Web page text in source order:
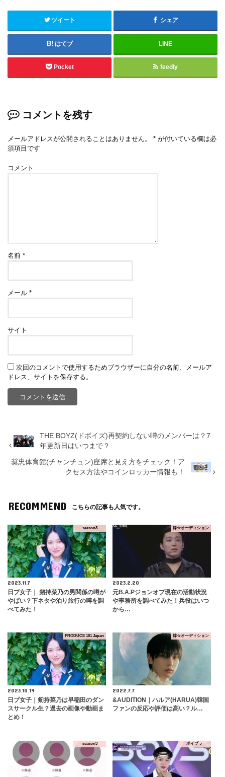
ツイート シェア
はてブ LINE
Pocket feedly
コメントを残す
メールアドレスが公開されることはありません。 * が付いている欄は必
須項目です
コメント
名前*
メール*
サイト
次回のコメントで使用するためブラウザーに自分の名前、メールア
ドレス、サイトを保存する。
THE BOYZ(ドボイズ)再契約しない噂のメンバーは？7
年更新日はいつまで？
奨忠体育館(チャンチュン)座席と見え方をチェック！ア
クセス方法やコインロッカー情報も！
RECOMMEND こちらの記事も人気です。
season3
2023.11.7
日プ女子｜ 剱持菜乃の男関係の噂が
やばい？下ネタや泊り旅行の噂を調
べてみた！
韓☆オーディション
2023.2.20
元B.A.Pジョンオプ現在の活動状況
や事務所を調べてみた！兵役はいつ
から…
PRODUCE 101 Japan
2023.10.19
日プ女子｜剱持菜乃は早稲田のダン
スサークル生？過去の画像や動画ま
とめ！
韓☆オーディション
2022.7.7
&AUDITION｜ハルア(HARUA)韓国
ファンの反応や評価は高い？ル…
season3 ボイプラ